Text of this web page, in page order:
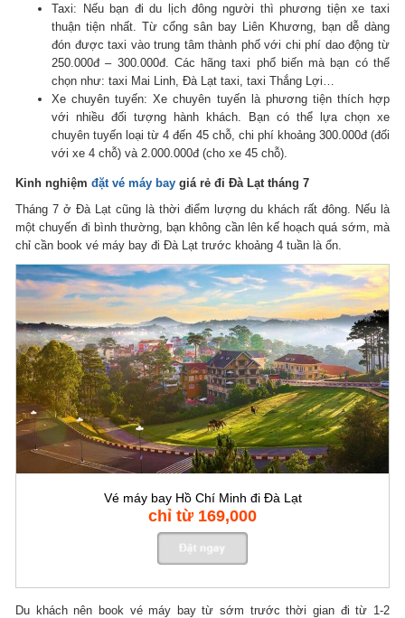
Taxi: Nếu bạn đi du lịch đông người thì phương tiện xe taxi
thuận tiện nhất. Từ cổng sân bay Liên Khương, bạn dễ dàng
đón được taxi vào trung tâm thành phố với chi phí dao động từ
250.000đ – 300.000đ. Các hãng taxi phổ biến mà bạn có thể
chọn như: taxi Mai Linh, Đà Lạt taxi, taxi Thắng Lợi…
Xe chuyên tuyến: Xe chuyên tuyến là phương tiện thích hợp
với nhiều đối tượng hành khách. Bạn có thể lựa chọn xe
chuyên tuyến loại từ 4 đến 45 chỗ, chi phí khoảng 300.000đ (đối
với xe 4 chỗ) và 2.000.000đ (cho xe 45 chỗ).
Kinh nghiệmđặt vé máy bay giá rẻ đi Đà Lạt tháng 7
Tháng 7 ở Đà Lạt cũng là thời điểm lượng du khách rất đông. Nếu là
một chuyến đi bình thường, bạn không cần lên kế hoạch quá sớm, mà
chỉ cần book vé máy bay đi Đà Lạt trước khoảng 4 tuần là ổn.
Vé máy bay Hồ Chí Minh đi Đà Lạt
chỉ từ 169,000
Du khách nên book vé máy bay từ sớm trước thời gian đi từ 1-2